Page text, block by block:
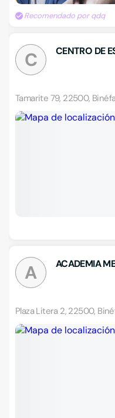
Recomendado por qdq
C CENTRO DE
Tamarite 79, 22500,
A ACADEMIA
Plaza Litera 2, 22500,